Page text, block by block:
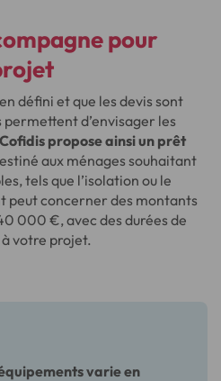
pour
défini et que les devis sont
d’envisager les
Cofidis propose ainsi un prêt
aux ménages souhaitant
tels que l’isolation ou le
peut concerner des montants
000 €, avec des durées de
votre projet.
varie en